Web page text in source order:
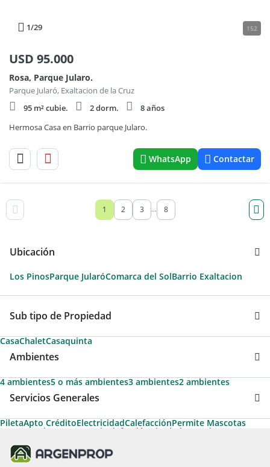
1/29 152
USD 95.000
Rosa, Parque Jularo.
Parque Jularó, Exaltacion de la Cruz
95 m² cubie.
2 dorm.
8 años
Hermosa Casa en Barrio parque Jularo.
WhatsApp Contactar
1 2 3 ... 8
Ubicación
Los PinosParque JularóComarca del SolBarrio Exaltacion
Sub tipo de Propiedad
CasaChaletCasaquinta
Ambientes
4 ambientes5 o más ambientes3 ambientes2 ambientes
Servicios Generales
PiletaApto CréditoElectricidadCalefacciónPermite Mascotas
Desayunador Gas natural Calefacción tiro balanceado
Aire acondicionado centralGas envasado
Acceso para personas con movilidad reducida